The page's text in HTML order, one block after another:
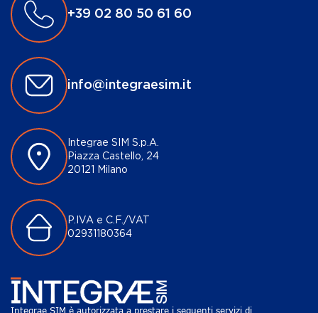
+39 02 80 50 61 60
info@integraesim.it
Integrae SIM S.p.A.
Piazza Castello, 24
20121 Milano
P.IVA e C.F./VAT
02931180364
Integrae SIM è autorizzata a prestare i seguenti servizi di